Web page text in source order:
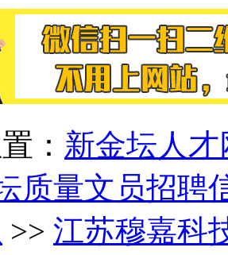
： 新金坛人才
质量文员招聘
>> 江苏穆嘉科